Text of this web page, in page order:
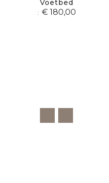
Voetbed
€ 180,00